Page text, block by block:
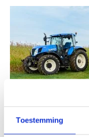
Toestemming